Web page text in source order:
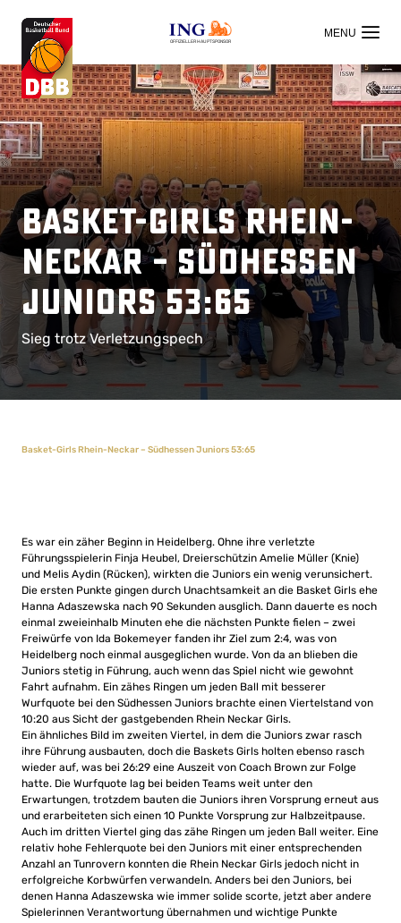
OFFIZIELLER HAUPTSPONSOR
Basket-Girls Rhein-
Neckar – Südhessen
Juniors 53:65
Sieg trotz Verletzungspech
Basket-Girls Rhein-Neckar – Südhessen Juniors 53:65
Es war ein zäher Beginn in Heidelberg. Ohne ihre verletzte
Führungsspielerin Finja Heubel, Dreierschützin Amelie Müller (Knie)
und Melis Aydin (Rücken), wirkten die Juniors ein wenig verunsichert.
Die ersten Punkte gingen durch Unachtsamkeit an die Basket Girls ehe
Hanna Adaszewska nach 90 Sekunden ausglich. Dann dauerte es noch
einmal zweieinhalb Minuten ehe die nächsten Punkte fielen – zwei
Freiwürfe von Ida Bokemeyer fanden ihr Ziel zum 2:4, was von
Heidelberg noch einmal ausgeglichen wurde. Von da an blieben die
Juniors stetig in Führung, auch wenn das Spiel nicht wie gewohnt
Fahrt aufnahm. Ein zähes Ringen um jeden Ball mit besserer
Wurfquote bei den Südhessen Juniors brachte einen Viertelstand von
10:20 aus Sicht der gastgebenden Rhein Neckar Girls.
Ein ähnliches Bild im zweiten Viertel, in dem die Juniors zwar rasch
ihre Führung ausbauten, doch die Baskets Girls holten ebenso rasch
wieder auf, was bei 26:29 eine Auszeit von Coach Brown zur Folge
hatte. Die Wurfquote lag bei beiden Teams weit unter den
Erwartungen, trotzdem bauten die Juniors ihren Vorsprung erneut aus
und erarbeiteten sich einen 10 Punkte Vorsprung zur Halbzeitpause.
Auch im dritten Viertel ging das zähe Ringen um jeden Ball weiter. Eine
relativ hohe Fehlerquote bei den Juniors mit einer entsprechenden
Anzahl an Tunrovern konnten die Rhein Neckar Girls jedoch nicht in
erfolgreiche Korbwürfen verwandeln. Anders bei den Juniors, bei
denen Hanna Adaszewska wie immer solide scorte, jetzt aber andere
Spielerinnen Verantwortung übernahmen und wichtige Punkte